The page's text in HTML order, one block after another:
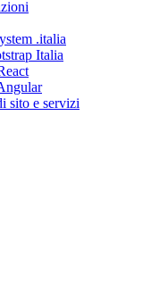
.italia
Italia
sito e servizi